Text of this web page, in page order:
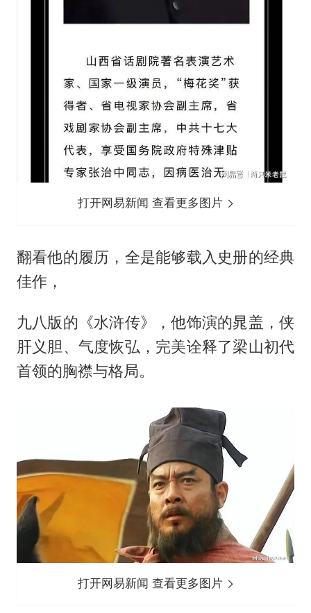
打开网易新闻 查看更多图片
翻看他的履历，全是能够载入史册的经典
佳作，
九八版的《水浒传》，他饰演的晁盖，侠
肝义胆、气度恢弘，完美诠释了梁山初代
首领的胸襟与格局。
打开网易新闻 查看更多图片